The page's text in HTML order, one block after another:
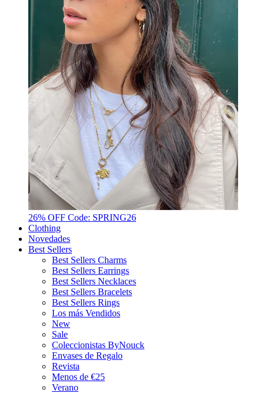
26% OFF Code: SPRING26
Clothing
Novedades
Best Sellers
Best Sellers Charms
Best Sellers Earrings
Best Sellers Necklaces
Best Sellers Bracelets
Best Sellers Rings
Los más Vendidos
New
Sale
Coleccionistas ByNouck
Envases de Regalo
Revista
Menos de €25
Verano